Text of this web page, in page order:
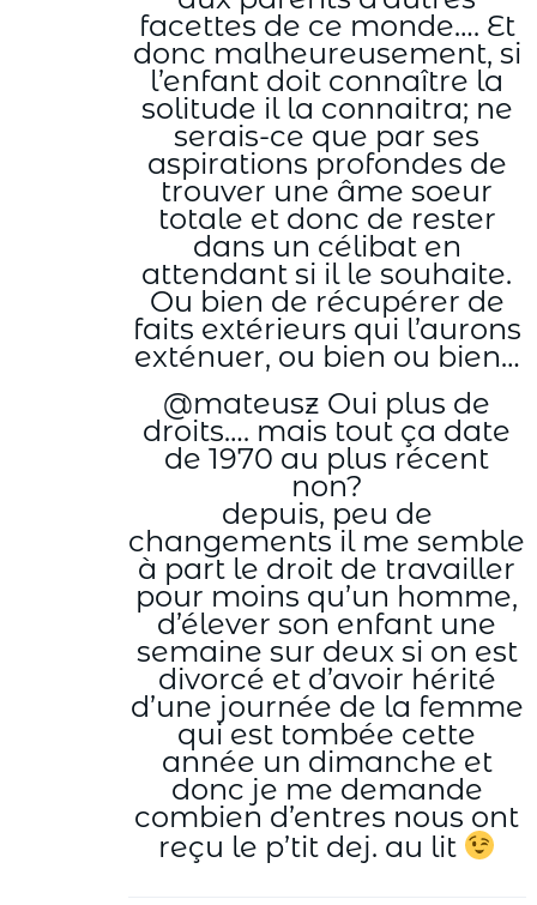
facettes de ce monde…. Et
donc malheureusement, si
l’enfant doit connaître la
solitude il la connaitra; ne
serais-ce que par ses
aspirations profondes de
trouver une âme soeur
totale et donc de rester
dans un célibat en
attendant si il le souhaite.
Ou bien de récupérer de
faits extérieurs qui l’aurons
exténuer, ou bien ou bien…
@mateusz Oui plus de
droits…. mais tout ça date
de 1970 au plus récent
non?
depuis, peu de
changements il me semble
à part le droit de travailler
pour moins qu’un homme,
d’élever son enfant une
semaine sur deux si on est
divorcé et d’avoir hérité
d’une journée de la femme
qui est tombée cette
année un dimanche et
donc je me demande
combien d’entres nous ont
reçu le p’tit dej. au lit